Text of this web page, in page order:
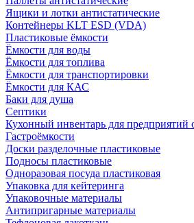
Ящики и лотки антистатические
Контейнеры KLT ESD (VDA)
Пластиковые ёмкости
Ёмкости для воды
Ёмкости для топлива
Ёмкости для транспортировки
Ёмкости для КАС
Баки для душа
Септики
Кухонный инвентарь для предприятий
Гастроёмкости
Доски разделочные пластиковые
Подносы пластиковые
Одноразовая посуда пластиковая
Упаковка для кейтеринга
Упаковочные материалы
Антипригарные материалы